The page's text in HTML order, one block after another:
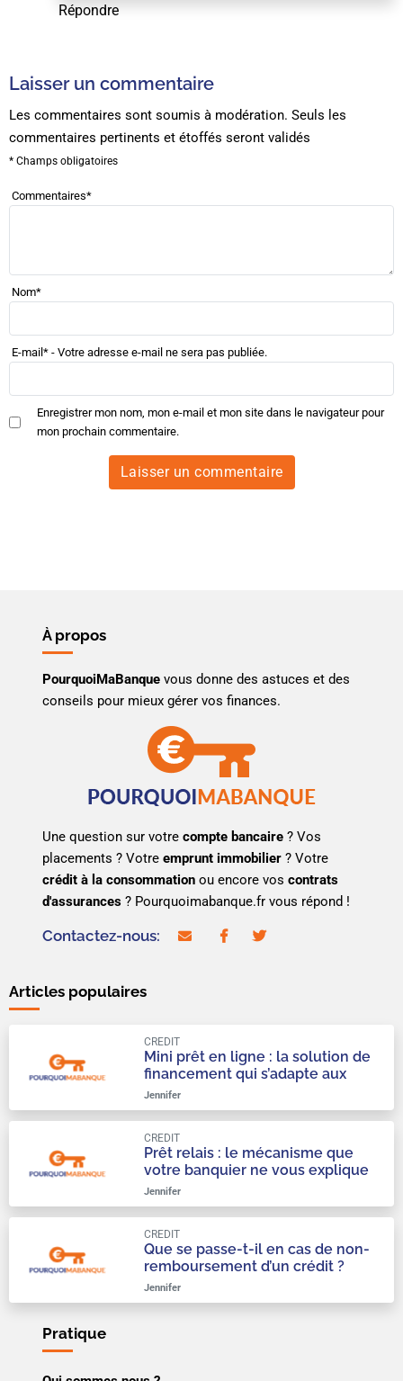
Répondre
Laisser un commentaire
Les commentaires sont soumis à modération. Seuls les
commentaires pertinents et étoffés seront validés
* Champs obligatoires
Commentaires*
Nom*
E-mail* - Votre adresse e-mail ne sera pas publiée.
Enregistrer mon nom, mon e-mail et mon site dans le navigateur pour
mon prochain commentaire.
À propos
PourquoiMaBanque vous donne des astuces et des
conseils pour mieux gérer vos finances.
Une question sur votrecompte bancaire ? Vos
placements ? Votreemprunt immobilier ? Votre
crédit à la consommation ou encore voscontrats
d'assurances ? Pourquoimabanque.fr vous répond !
Contactez-nous: contact@pourquoimabanque.fr
facebooktwitter
Articles populaires
Mini prêt en ligne : la solution de
financement qui s’adapte aux
urgences du quotidien
CREDIT
Jennifer
Prêt relais : le mécanisme que
votre banquier ne vous explique
qu’à moitié
CREDIT
Jennifer
Que se passe-t-il en cas de non-
remboursement d’un crédit ?
CREDIT
Jennifer
Pratique